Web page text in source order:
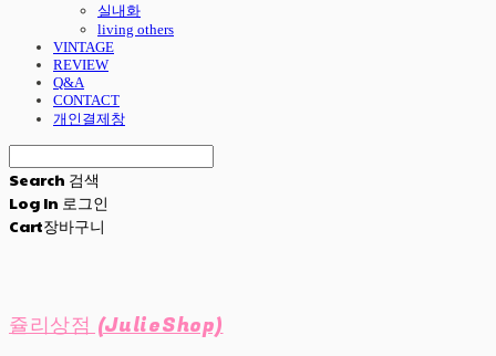
실내화
living others
VINTAGE
REVIEW
Q&A
CONTACT
개인결제창
Search 검색
Log In 로그인
Cart장바구니
쥴리상점 (JulieShop)